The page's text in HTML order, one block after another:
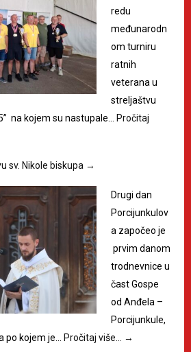
redu
međunarodn
om turniru
ratnih
veterana u
streljaštvu
na kojem su nastupale…
Pročitaj
sv. Nikole biskupa →
Drugi dan
Porcijunkulov
a započeo je
prvim danom
trodnevnice u
čast Gospe
od Anđela –
Porcijunkule,
po kojem je…
Pročitaj više… →